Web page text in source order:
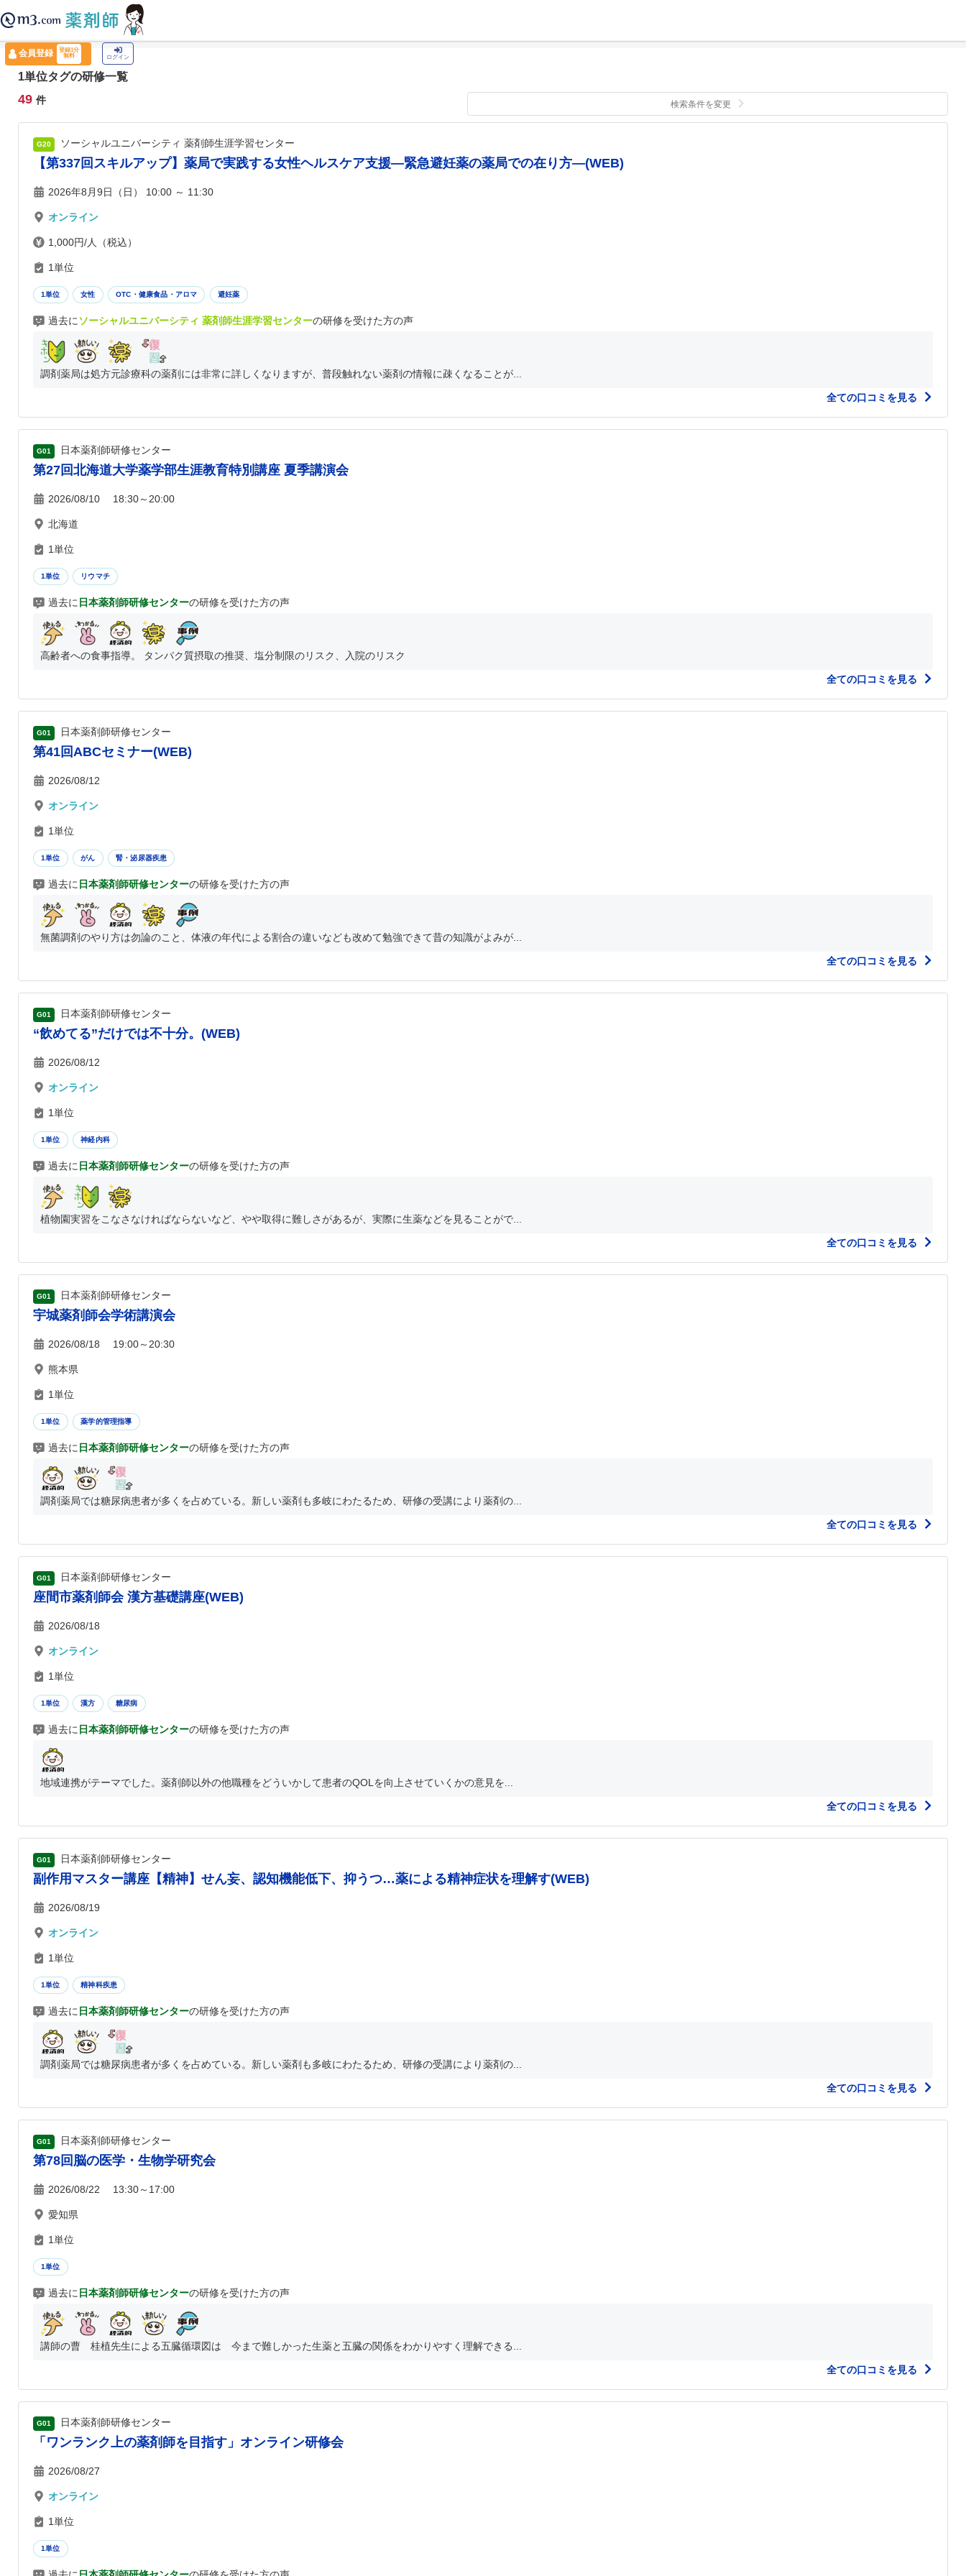
会員登録
登録1分
無料
ログイン
› 1単位
1単位タグの研修一覧
49 件 検索条件を変更
G20 ソーシャルユニバーシティ 薬剤師生涯学習センター
【第337回スキルアップ】薬局で実践する女性ヘルスケア支援―緊急避妊薬の薬局での在り方―(WEB)
2026年8月9日（日） 10:00 ～ 11:30
オンライン
1,000円/人（税込）
1単位
1単位 女性 OTC・健康食品・アロマ 避妊薬
過去にソーシャルユニバーシティ 薬剤師生涯学習センターの研修を受けた方の声
調剤薬局は処方元診療科の薬剤には非常に詳しくなりますが、普段触れない薬剤の情報に疎くなることが...
全ての口コミを見る
G01 日本薬剤師研修センター
第27回北海道大学薬学部生涯教育特別講座 夏季講演会
2026/08/10 18:30～20:00
北海道
1単位
1単位 リウマチ
過去に 日本薬剤師研修センターの研修を受けた方の声
高齢者への食事指導。 タンパク質摂取の推奨、塩分制限のリスク、入院のリスク
全ての口コミを見る
G01 日本薬剤師研修センター
第41回ABCセミナー(WEB)
2026/08/12
オンライン
1単位
1単位 がん 腎・泌尿器疾患
過去に 日本薬剤師研修センターの研修を受けた方の声
無菌調剤のやり方は勿論のこと、体液の年代による割合の違いなども改めて勉強できて昔の知識がよみが...
全ての口コミを見る
G01 日本薬剤師研修センター
“飲めてる”だけでは不十分。(WEB)
2026/08/12
オンライン
1単位
1単位 神経内科
過去に 日本薬剤師研修センターの研修を受けた方の声
植物園実習をこなさなければならないなど、やや取得に難しさがあるが、実際に生薬などを見ることがで...
全ての口コミを見る
G01 日本薬剤師研修センター
宇城薬剤師会学術講演会
2026/08/18 19:00～20:30
熊本県
1単位
1単位 薬学的管理指導
過去に 日本薬剤師研修センターの研修を受けた方の声
調剤薬局では糖尿病患者が多くを占めている。新しい薬剤も多岐にわたるため、研修の受講により薬剤の...
全ての口コミを見る
G01 日本薬剤師研修センター
座間市薬剤師会 漢方基礎講座(WEB)
2026/08/18
オンライン
1単位
1単位 漢方 糖尿病
過去に 日本薬剤師研修センターの研修を受けた方の声
地域連携がテーマでした。薬剤師以外の他職種をどういかして患者のQOLを向上させていくかの意見を...
全ての口コミを見る
G01 日本薬剤師研修センター
副作用マスター講座【精神】せん妄、認知機能低下、抑うつ…薬による精神症状を理解す(WEB)
2026/08/19
オンライン
1単位
1単位 精神科疾患
過去に 日本薬剤師研修センターの研修を受けた方の声
調剤薬局では糖尿病患者が多くを占めている。新しい薬剤も多岐にわたるため、研修の受講により薬剤の...
全ての口コミを見る
G01 日本薬剤師研修センター
第78回脳の医学・生物学研究会
2026/08/22 13:30～17:00
愛知県
1単位
1単位
過去に 日本薬剤師研修センターの研修を受けた方の声
講師の曹 桂植先生による五臓循環図は 今まで難しかった生薬と五臓の関係をわかりやすく理解できる...
全ての口コミを見る
G01 日本薬剤師研修センター
「ワンランク上の薬剤師を目指す」オンライン研修会
2026/08/27
オンライン
1単位
1単位